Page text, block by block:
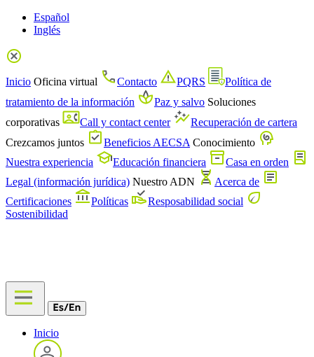
Español
Inglés
Inicio Oficina virtual Contacto PQRS
Política de
tratamiento de la información
Paz y salvo Soluciones
corporativas
Call y contact center
Recuperación de cartera
Crezcamos juntos
Beneficios AECSA Conocimiento
Nuestra experiencia
Educación financiera
Casa en orden
Legal (información jurídica) Nuestro ADN
Acerca de
Certificaciones
Políticas
Resposabilidad social
Sostenibilidad
Inicio